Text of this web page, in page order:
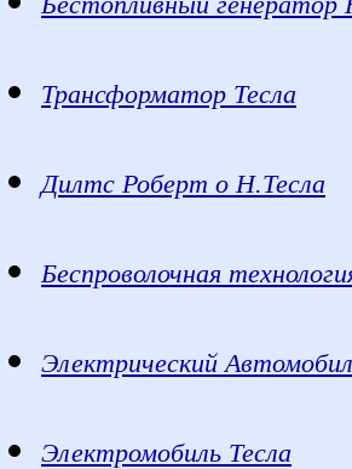
Трансформатор Тесла
Дилтс Роберт о Н.Тесла
Беспроволочная
Электрический
Электромобиль Тесла